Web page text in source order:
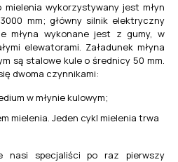
mielenia wykorzystywany jest młyn
mm; główny silnik elektryczny
młyna wykonane jest z gumy, w
elewatorami. Załadunek młyna
są stalowe kule o średnicy 50 mm.
dwoma czynnikami:
w młynie kulowym;
mielenia. Jeden cykl mielenia trwa
nasi specjaliści po raz pierwszy